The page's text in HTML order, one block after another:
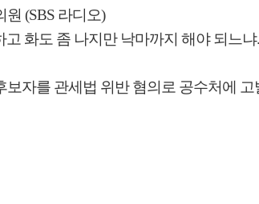
원 (SBS 라디오)
화도 좀 나지만 낙마까지 해야 되느냐
보자를 관세법 위반 혐의로 공수처에